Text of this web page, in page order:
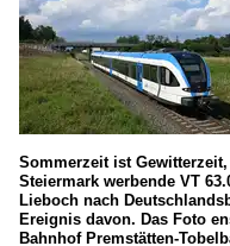
ALe 642
ETR 104
ETR 170 ·Flirt
Elektrotriebzüge |
ETR 400
Sommerzeit ist
Steiermark werbende VT
Lieboch nach
Ereignis davon. Das Foto
Bahnhof Premstätten-